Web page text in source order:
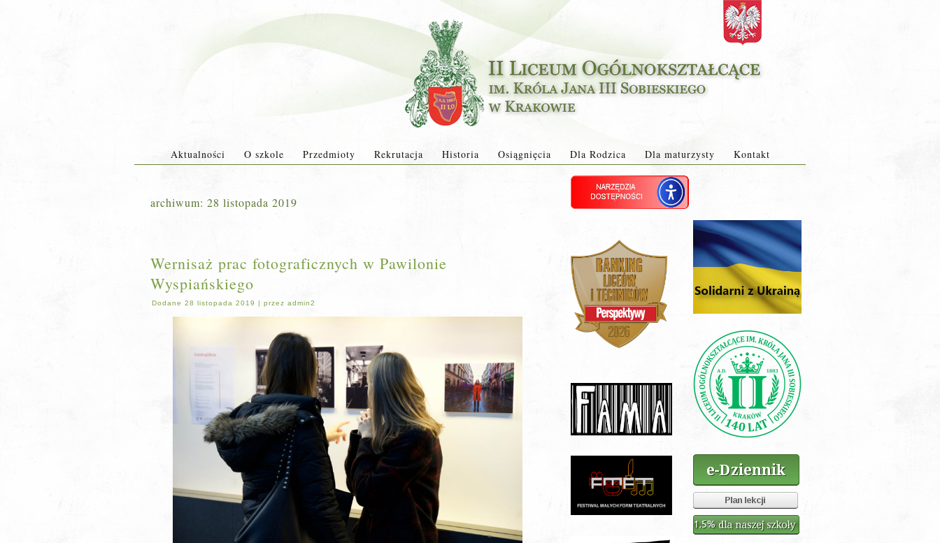
Aktualności O szkole Przedmioty Rekrutacja Historia Osiągnięcia Dla Rodzica Dla maturzysty Kontakt
archiwum: 28 listopada 2019
Wernisaż prac fotograficznych w Pawilonie
Wyspiańskiego
Dodane 28 listopada 2019 | przez admin2